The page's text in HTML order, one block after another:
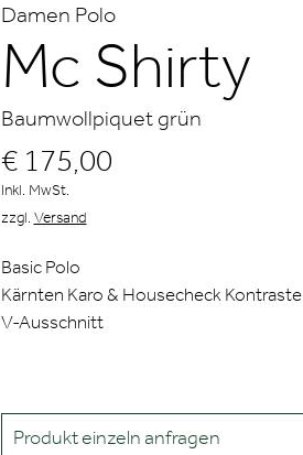
Damen Polo
Mc Shirty
Baumwollpiquet grün
€ 175,00
Inkl. MwSt.
zzgl. Versand
Basic Polo
Kärnten Karo & Housecheck Kontraste
V-Ausschnitt
Produkt einzeln anfragen